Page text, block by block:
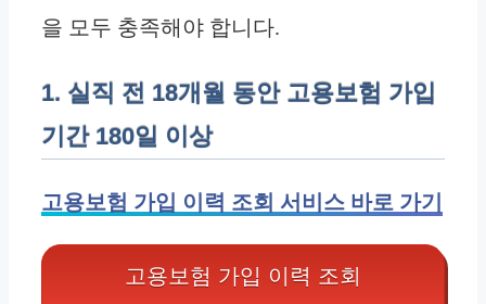
을 모두 충족해야 합니다.
1. 실직 전 18개월 동안 고용보험 가입
기간 180일 이상
고용보험 가입 이력 조회 서비스 바로 가기
고용보험 가입 이력 조회